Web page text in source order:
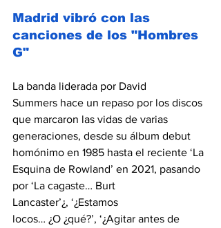
Madrid vibró con las
canciones de los "Hombres
G"
La banda liderada por David
Summers hace un repaso por los discos
que marcaron las vidas de varias
generaciones, desde su álbum debut
homónimo en 1985 hasta el reciente ‘La
Esquina de Rowland’ en 2021, pasando
por ‘La cagaste… Burt
Lancaster’¿, ‘¿Estamos
locos… ¿O ¿qué?’, ‘¿Agitar antes de